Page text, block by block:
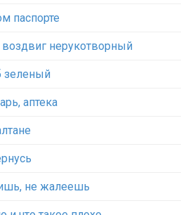
паспорте
нерукотворный
зеленый
аптека
не жалеешь